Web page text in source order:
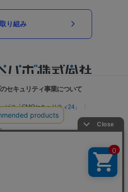
り組み
セキュリティ事業について
ビス「GMOセキュリティ24」
リスク診断
）